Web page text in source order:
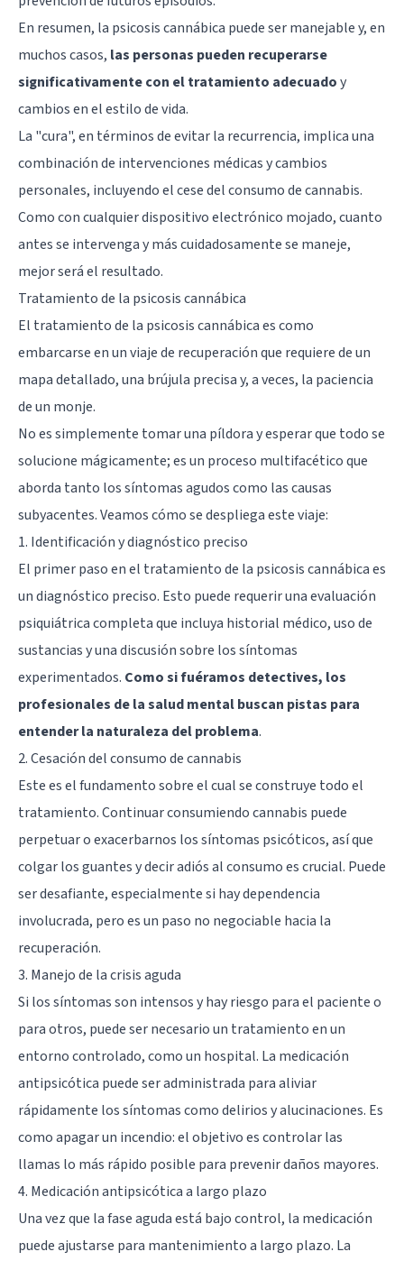
En resumen, la psicosis cannábica puede ser manejable y, en
muchos casos, las personas pueden recuperarse
significativamente con el tratamiento adecuadoy
cambios en el estilo de vida.
La "cura", en términos de evitar la recurrencia, implica una
combinación de intervenciones médicas y cambios
personales, incluyendo el cese del consumo de cannabis.
Como con cualquier dispositivo electrónico mojado, cuanto
antes se intervenga y más cuidadosamente se maneje,
mejor será el resultado.
Tratamiento de la psicosis cannábica
El tratamiento de la psicosis cannábica es como
embarcarse en un viaje de recuperación que requiere de un
mapa detallado, una brújula precisa y, a veces, la paciencia
de un monje.
No es simplemente tomar una píldora y esperar que todo se
solucione mágicamente; es un proceso multifacético que
aborda tanto los síntomas agudos como las causas
subyacentes. Veamos cómo se despliega este viaje:
1. Identificación y diagnóstico preciso
El primer paso en el tratamiento de la psicosis cannábica es
un diagnóstico preciso. Esto puede requerir una evaluación
psiquiátrica completa que incluya historial médico, uso de
sustancias y una discusión sobre los síntomas
experimentados. Como si fuéramos detectives, los
profesionales de la salud mental buscan pistas para
entender la naturaleza del problema.
2. Cesación del consumo de cannabis
Este es el fundamento sobre el cual se construye todo el
tratamiento. Continuar consumiendo cannabis puede
perpetuar o exacerbarnos los síntomas psicóticos, así que
colgar los guantes y decir adiós al consumo es crucial. Puede
ser desafiante, especialmente si hay dependencia
involucrada, pero es un paso no negociable hacia la
recuperación.
3. Manejo de la crisis aguda
Si los síntomas son intensos y hay riesgo para el paciente o
para otros, puede ser necesario un tratamiento en un
entorno controlado, como un hospital. La medicación
antipsicótica puede ser administrada para aliviar
rápidamente los síntomas como delirios y alucinaciones. Es
como apagar un incendio: el objetivo es controlar las
llamas lo más rápido posible para prevenir daños mayores.
4. Medicación antipsicótica a largo plazo
Una vez que la fase aguda está bajo control, la medicación
puede ajustarse para mantenimiento a largo plazo. La